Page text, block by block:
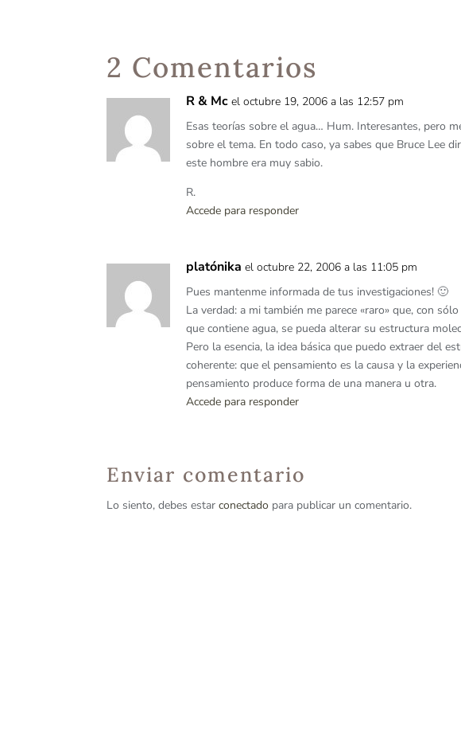
2 Comentarios
R & Mc el octubre 19, 2006 a las 12:57 pm
Esas teorías sobre el agua… Hum. Interesantes, pero
sobre el tema. En todo caso, ya sabes que Bruce Lee
este hombre era muy sabio.
R.
Accede para responder
platónika el octubre 22, 2006 a las 11:05 pm
Pues mantenme informada de tus investigaciones! 🙂
La verdad: a mi también me parece «raro» que, con
que contiene agua, se pueda alterar su estructura
Pero la esencia, la idea básica que puedo extraer del
coherente: que el pensamiento es la causa y la
pensamiento produce forma de una manera u otra.
Accede para responder
Enviar comentario
Lo siento, debes estarconectado para publicar un comentario.